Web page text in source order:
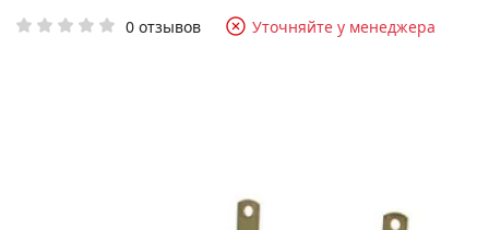
0 отзывов Уточняйте у менеджера